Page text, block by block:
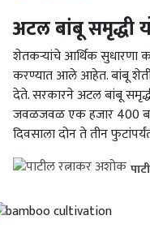
अटल बांबू समृद्धी
शेतकऱ्यांचे आर्थिक सुधारणा
करण्यात आले आहेत. बांबू
देते. सरकारने अटल बांबू
जवळजवळ एक हजार 400
दिवसाला दोन ते तीन